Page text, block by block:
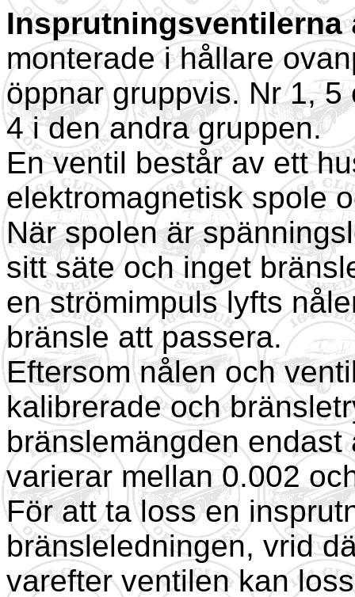
Insprutningsventilerna
monterade i hållare
öppnar gruppvis. Nr 1,
4 i den andra gruppen.
En ventil består av ett
elektromagnetisk spole
När spolen är
sitt säte och inget
en strömimpuls lyfts
bränsle att passera.
Eftersom nålen och
kalibrerade och
bränslemängden
varierar mellan 0.002
För att ta loss en
bränsleledningen, vrid
varefter ventilen kan